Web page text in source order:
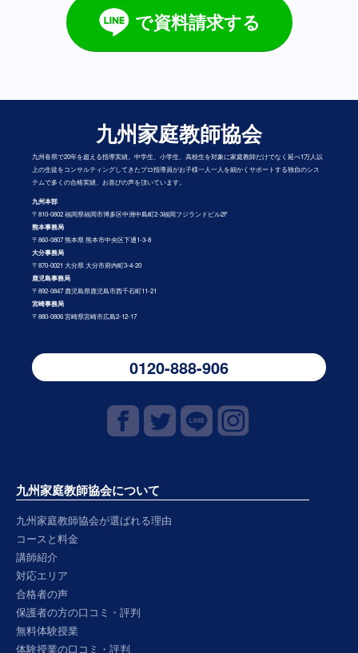
で資料請求する
九州家庭教師協会
九州各県で20年を超える指導実績。中学生、小学生、高校生を対象に家庭教師だけでなく延べ1万人以
上の生徒をコンサルティングしてきたプロ指導員がお子様一人一人を細かくサポートする独自のシス
テムで多くの合格実績、お喜びの声を頂いています。
九州本部
〒810-0802 福岡県福岡市博多区中洲中島町2-3福岡フジランドビル2F
熊本事務局
〒860-0807 熊本県 熊本市中央区下通1-3-8
大分事務局
〒870-0021 大分県 大分市府内町3-4-20
鹿児島事務局
〒892-0847 鹿児島県鹿児島市西千石町11-21
宮崎事務局
〒880-0806 宮崎県宮崎市広島2-12-17
0120-888-906
九州家庭教師協会について
九州家庭教師協会が選ばれる理由
コースと料金
講師紹介
対応エリア
合格者の声
保護者の方の口コミ・評判
無料体験授業
体験授業の口コミ・評判